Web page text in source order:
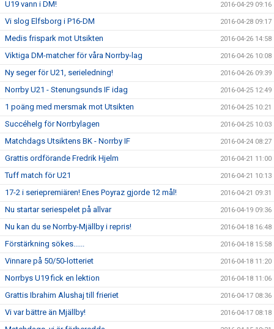
U19 vann i DM! 2016-04-29 09:16
Vi slog Elfsborg i P16-DM 2016-04-28 09:17
Medis frispark mot Utsikten 2016-04-26 14:58
Viktiga DM-matcher för våra Norrby-lag 2016-04-26 10:08
Ny seger för U21, serieledning! 2016-04-26 09:39
Norrby U21 - Stenungsunds IF idag 2016-04-25 12:49
1 poäng med mersmak mot Utsikten 2016-04-25 10:21
Succéhelg för Norrbylagen 2016-04-25 10:03
Matchdags Utsiktens BK - Norrby IF 2016-04-24 08:27
Grattis ordförande Fredrik Hjelm 2016-04-21 11:00
Tuff match för U21 2016-04-21 10:13
17-2 i seriepremiären! Enes Poyraz gjorde 12 mål! 2016-04-21 09:31
Nu startar seriespelet på allvar 2016-04-19 09:36
Nu kan du se Norrby-Mjällby i repris! 2016-04-18 16:48
Förstärkning sökes...... 2016-04-18 15:58
Vinnare på 50/50-lotteriet 2016-04-18 11:20
Norrbys U19 fick en lektion 2016-04-18 11:06
Grattis Ibrahim Alushaj till frieriet 2016-04-17 08:36
Vi var bättre än Mjällby! 2016-04-17 08:18